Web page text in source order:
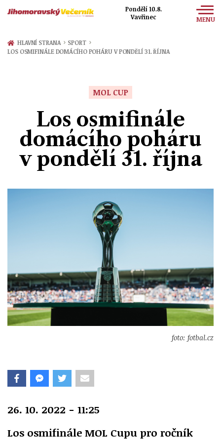
Pondělí 10.8.
Vavřinec
MENU
Zprávy
HLAVNÍ STRANA › SPORT ›
LOS OSMIFINÁLE DOMÁCÍHO POHÁRU V PONDĚLÍ 31. ŘÍJNA
MOL CUP
Los osmifinále
domácího poháru
v pondělí 31. října
foto: fotbal.cz
26. 10. 2022 - 11:25
Los osmifinále MOL Cupu pro ročník